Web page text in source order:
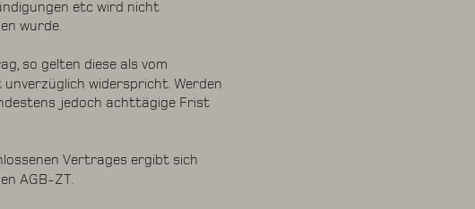
etc wird nicht
wurde.
so gelten diese als vom
widerspricht. Werden
jedoch achttägige Frist
Vertrages ergibt sich
AGB-ZT.